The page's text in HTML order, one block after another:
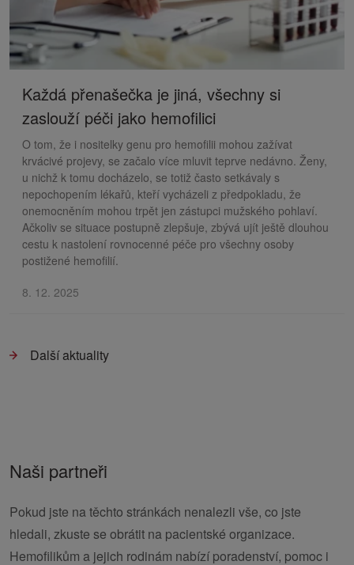
Každá přenašečka je jiná, všechny si
zaslouží péči jako hemofilici
O tom, že i nositelky genu pro hemofilii mohou zažívat
krvácivé projevy, se začalo více mluvit teprve nedávno. Ženy,
u nichž k tomu docházelo, se totiž často setkávaly s
nepochopením lékařů, kteří vycházeli z předpokladu, že
onemocněním mohou trpět jen zástupci mužského pohlaví.
Ačkoliv se situace postupně zlepšuje, zbývá ujít ještě dlouhou
cestu k nastolení rovnocenné péče pro všechny osoby
postižené hemofilií.
8. 12. 2025
Další aktuality
Naši partneři
Pokud jste na těchto stránkách nenalezli vše, co jste
hledali, zkuste se obrátit na pacientské organizace.
Hemofilikům a jejich rodinám nabízí poradenství, pomoc i